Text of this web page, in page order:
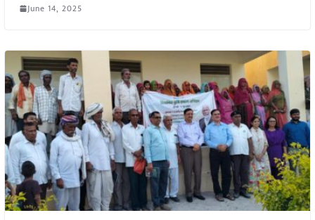
June 14, 2025